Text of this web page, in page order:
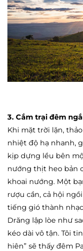
3. Cắm trại đêm
Khi mặt trời lặn,
nhiệt độ hạ nhanh,
kịp dựng lều bên
nướng thịt heo bản
khoai nướng. Một
rượu cần, cả hội
tiếng gió thành
Drăng lập lòe như
kéo dài vô tận. Tôi
hiên” sẽ thấy đêm